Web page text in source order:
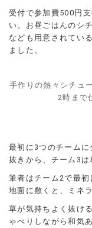
受付で参加費500円
い。お昼ごはんのシ
なども用意されてい
ました。
手作りの熱々シチュ
2時まで
最初に3つのチーム
抜きから、チーム3は
筆者はチーム2で最
地面に敷くと、ミネ
草が気持ちよく抜け
ゃべりしながら和気